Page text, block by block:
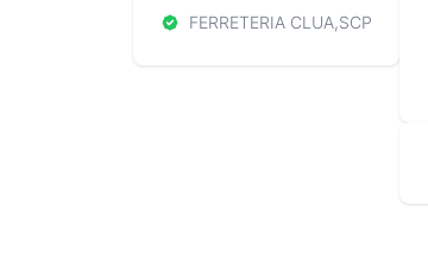
FERRETERIA CLUA,SCP